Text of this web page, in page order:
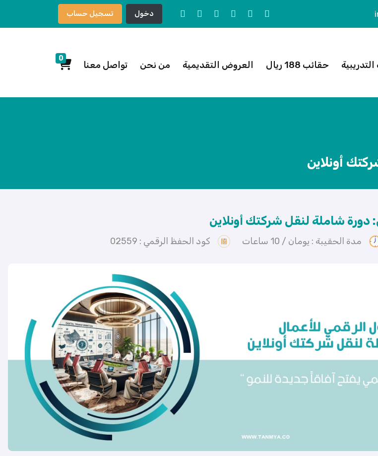
دخول تسجيل حساب
حقائب 188 ريال العروض التقديمية من نحن تواصل معنا
0
أونلاين
دورة شاملة لنقل شركتك أونلاين
مدة الحقيبة : يومان / 10 ساعات كود الحفظ الرقمي : 02559